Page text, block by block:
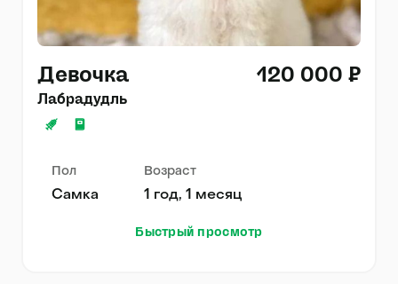
Девочка 120 000 ₽
Лабрадудль
Пол
Самка
Возраст
1 год, 1 месяц
Быстрый просмотр